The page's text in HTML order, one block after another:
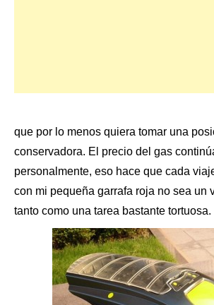
que por lo menos quiera tomar una
conservadora. El precio del gas
personalmente, eso hace que cada
con mi pequeña garrafa roja no sea un
tanto como una tarea bastante tortuosa.